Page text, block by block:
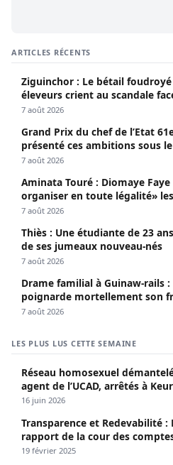
ARTICLES RÉCENTS
Ziguinchor : Le bétail
éleveurs crient au scandale
7 août 2026
Grand Prix du chef de l’Etat
présenté ces ambitions sous
7 août 2026
Aminata Touré : Diomaye
organiser en toute légalité»
7 août 2026
Thiès : Une étudiante de 23
de ses jumeaux nouveau-nés
7 août 2026
Drame familial à Guinaw-rails
poignarde mortellement son
7 août 2026
LES PLUS LUS CETTE SEMAINE
Réseau homosexuel
agent de l’UCAD, arrêtés à
propagé le VIH depuis 2018
16 juin 2026
Transparence et Redevabilité
rapport de la cour des
19 février 2025